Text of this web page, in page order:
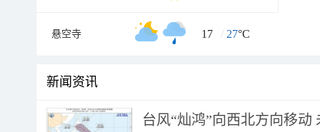
悬空寺 17 / 27°C
新闻资讯
台风“灿鸿”向西北方向移动